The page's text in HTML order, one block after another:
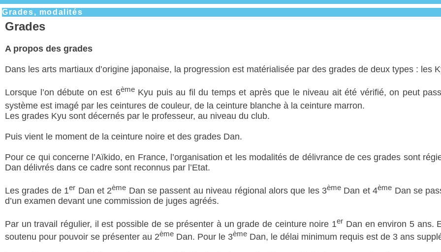
Grades, modalités
Grades
A propos des grades
Dans les arts martiaux d’origine japonaise, la progression est matérialisée par des grades de deux types : les
Lorsque l’on débute on est 6èmeKyu puis au fil du temps et après que le niveau ait été vérifié, on peut
système est imagé par les ceintures de couleur, de la ceinture blanche à la ceinture marron.
Les grades Kyu sont décernés par le professeur, au niveau du club.
Puis vient le moment de la ceinture noire et des grades Dan.
Pour ce qui concerne l’Aïkido, en France, l’organisation et les modalités de délivrance de ces grades sont
Dan délivrés dans ce cadre sont reconnus par l’Etat.
Les grades de 1er Dan et 2ème Dan se passent au niveau régional alors que les 3ème Dan et 4ème Dan se
d’un examen devant une commission de juges agréés.
Par un travail régulier, il est possible de se présenter à un grade de ceinture noire 1er Dan en environ 5 ans.
soutenu pour pouvoir se présenter au 2ème Dan. Pour le 3ème Dan, le délai minimum requis est de 3 ans